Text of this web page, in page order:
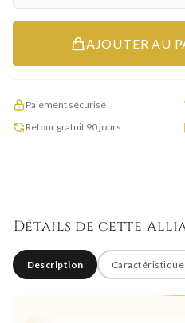
AJOUTER AU
Paiement sécurisé
Retour gratuit 90 jours
Détails de cette
Description